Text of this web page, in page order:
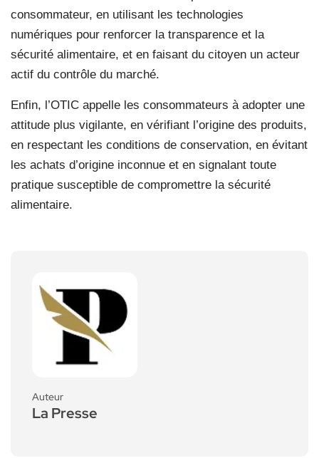
consommateur, en utilisant les technologies
numériques pour renforcer la transparence et la
sécurité alimentaire, et en faisant du citoyen un acteur
actif du contrôle du marché.
Enfin, l’OTIC appelle les consommateurs à adopter une
attitude plus vigilante, en vérifiant l’origine des produits,
en respectant les conditions de conservation, en évitant
les achats d’origine inconnue et en signalant toute
pratique susceptible de compromettre la sécurité
alimentaire.
Auteur
La Presse